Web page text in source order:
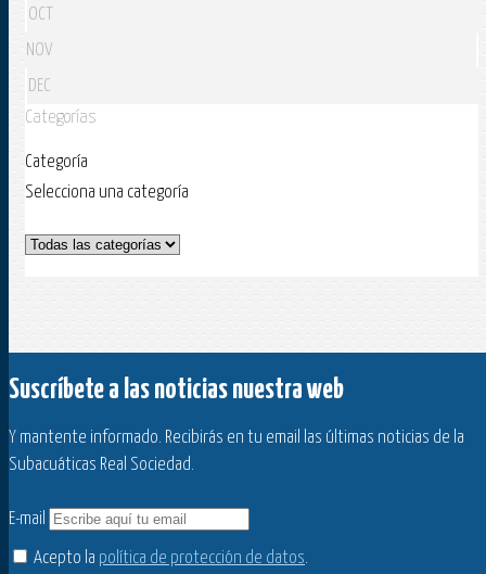
OCT
NOV
DEC
Categorías
Categoría
Selecciona una categoría
Suscríbete a las noticias nuestra web
Y mantente informado. Recibirás en tu email las últimas noticias de la
Subacuáticas Real Sociedad.
E-mail
Acepto la política de protección de datos.